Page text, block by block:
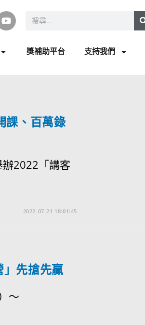
獎補助平台 支持我們
課、百萬錄
辦2022「講客
2022-07-21 18:01:45
先搶先贏
～